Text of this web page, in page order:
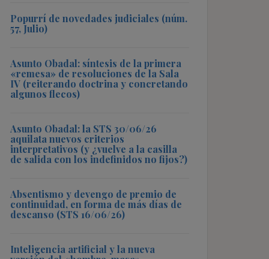
Popurrí de novedades judiciales (núm.
57, Julio)
Asunto Obadal: síntesis de la primera
«remesa» de resoluciones de la Sala
IV (reiterando doctrina y concretando
algunos flecos)
Asunto Obadal: la STS 30/06/26
aquilata nuevos criterios
interpretativos (y ¿vuelve a la casilla
de salida con los indefinidos no fijos?)
Absentismo y devengo de premio de
continuidad, en forma de más días de
descanso (STS 16/06/26)
Inteligencia artificial y la nueva